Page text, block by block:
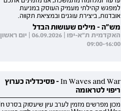
למפגש קהילתי מעמיק העוסק במניעת
אובדנות, ביצירת עוגנים ובמציאת תקווה.
מש"ה - מילים שעושות הבדל
האקדמית ת"א-יפו | 06.09.2026 | יום ראשון |
09:00-16:00
In Waves and War - פסיכדליה כערוץ
ריפוי לטראומה
מכון מפרשים מזמין לערב עיון שיעסוק בסרט In